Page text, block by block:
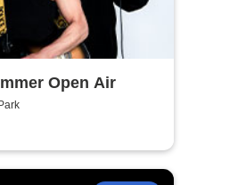
Open Air